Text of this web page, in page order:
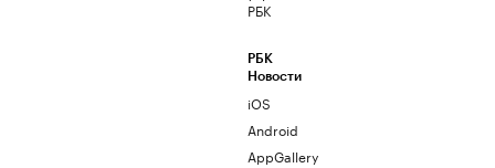
РБК
РБК
Новости
iOS
Android
AppGallery